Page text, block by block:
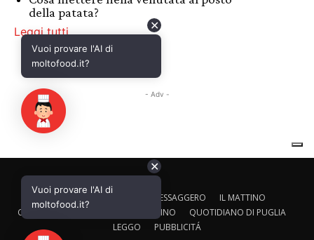
CALTAGIRONE EDITORE IL MESSAGGERO
IL MATTINO
CORRIERE ADRIATICO
IL GAZZETTINO
QUOTIDIANO DI PUGLIA
LEGGO
PUBBLICITÁ
✕
Vuoi provare l'AI di
moltofood.it?